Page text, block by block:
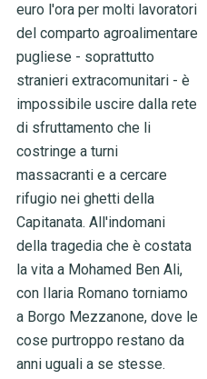
euro l'ora per molti lavoratori
del comparto agroalimentare
pugliese - soprattutto
stranieri extracomunitari - è
impossibile uscire dalla rete
di sfruttamento che li
costringe a turni
massacranti e a cercare
rifugio nei ghetti della
Capitanata. All'indomani
della tragedia che è costata
la vita a Mohamed Ben Ali,
con Ilaria Romano torniamo
a Borgo Mezzanone, dove le
cose purtroppo restano da
anni uguali a se stesse.